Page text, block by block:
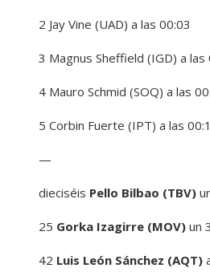
2 Jay Vine (UAD) a las 00:03
3 Magnus Sheffield (IGD) a las
4 Mauro Schmid (SOQ) a las
5 Corbin Fuerte (IPT) a las
—
dieciséis Pello Bilbao (TBV)
25 Gorka Izagirre (MOV) un
42 Luis León Sánchez (AQT)